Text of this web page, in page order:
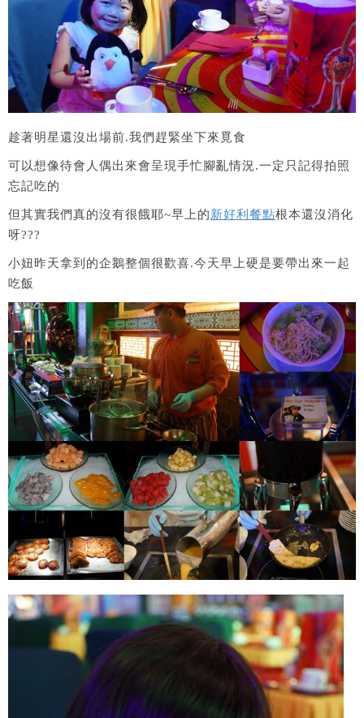
趁著明星還沒出場前.我們趕緊坐下來覓食
可以想像待會人偶出來會呈現手忙腳亂情況.一定只記得拍照
忘記吃的
但其實我們真的沒有很餓耶~早上的新好利餐點根本還沒消化
呀???
小妞昨天拿到的企鵝整個很歡喜.今天早上硬是要帶出來一起
吃飯